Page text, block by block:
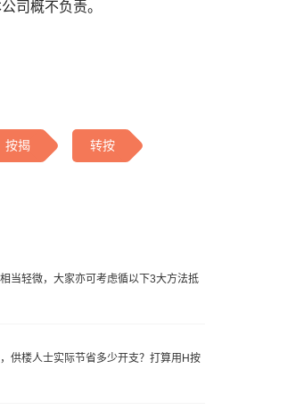
司概不负责。
按揭 转按
当轻微，大家亦可考虑循以下3大方法抵
供楼人士实际节省多少开支？打算用H按